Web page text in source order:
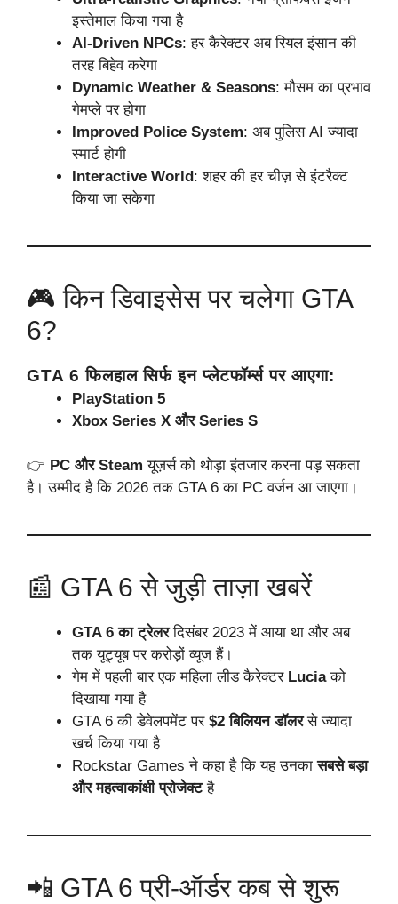
इस्तेमाल किया गया है
AI-Driven NPCs: हर कैरेक्टर अब रियल इंसान की
तरह बिहेव करेगा
Dynamic Weather & Seasons: मौसम का प्रभाव
गेमप्ले पर होगा
Improved Police System: अब पुलिस AI ज्यादा
स्मार्ट होगी
Interactive World: शहर की हर चीज़ से इंटरैक्ट
किया जा सकेगा
🎮 किन डिवाइसेस पर चलेगा GTA
6?
GTA 6 फिलहाल सिर्फ इन प्लेटफॉर्म्स पर आएगा:
PlayStation 5
Xbox Series X और Series S
👉 PC और Steam यूज़र्स को थोड़ा इंतजार करना पड़ सकता
है। उम्मीद है कि 2026 तक GTA 6 का PC वर्जन आ जाएगा।
📰 GTA 6 से जुड़ी ताज़ा खबरें
GTA 6 का ट्रेलरदिसंबर 2023 में आया था और अब
तक यूट्यूब पर करोड़ों व्यूज हैं।
गेम में पहली बार एक महिला लीड कैरेक्टर Luciaको
दिखाया गया है
GTA 6 की डेवेलपमेंट पर $2 बिलियन डॉलरसे ज्यादा
खर्च किया गया है
Rockstar Games ने कहा है कि यह उनकासबसे बड़ा
और महत्वाकांक्षी प्रोजेक्टहै
📲 GTA 6 प्री-ऑर्डर कब से शुरू